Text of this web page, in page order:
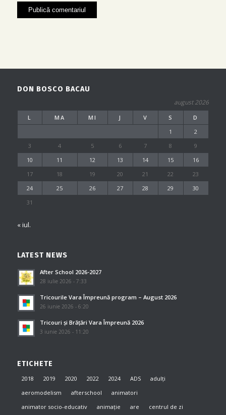
DON BOSCO BACAU
august 2026
L MA MI J V S
D
1
2
3
4 5 6 7 8
9
10
11 12 13 14 15
16
17
18 19 20 21 22
23
24
25 26 27 28 29
30
31
« iul.
LATEST NEWS
After School 2026-2027
28 iulie 2026 - 7:33
Tricourile Vara Împreună program – August 2026
26 iunie 2026 - 6:20
Tricouri și Brățări Vara Împreună 2026
3 iunie 2026 - 11:20
ETICHETE
2018 2019 2020 2022 2024 ADS
adulți
aeromodelism
afterschool
animatori
animator socio-educativ
animație are centrul de zi